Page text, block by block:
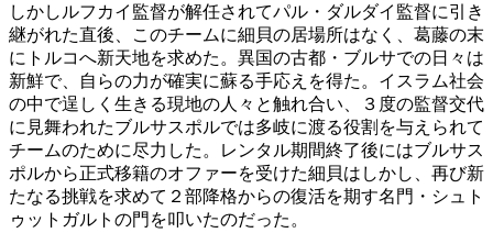
しかしルフカイ監督が解任されてパル・ダルダイ監督に引き
継がれた直後、このチームに細貝の居場所はなく、葛藤の末
にトルコへ新天地を求めた。異国の古都・ブルサでの日々は
新鮮で、自らの力が確実に蘇る手応えを得た。イスラム社会
の中で逞しく生きる現地の人々と触れ合い、３度の監督交代
に見舞われたブルサスポルでは多岐に渡る役割を与えられて
チームのために尽力した。レンタル期間終了後にはブルサス
ポルから正式移籍のオファーを受けた細貝はしかし、再び新
たなる挑戦を求めて２部降格からの復活を期す名門・シュト
ゥットガルトの門を叩いたのだった。